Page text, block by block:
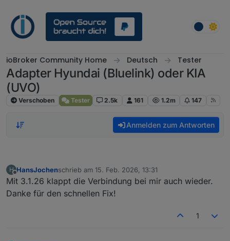
ioBroker Community Home Deutsch Tester
Adapter Hyundai (Bluelink) oder KIA
(UVO)
Verschoben Tester 2.5k 161 1.2m 147
Anmelden zum Antworten
H
Offline
HansJochenschrieb am 15. Feb. 2026, 13:31
zuletzt editiert von
Mit 3.1.26 klappt die Verbindung bei mir auch wieder.
Danke für den schnellen Fix!
1